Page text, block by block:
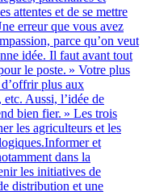
attentes et de se mettre
erreur que vous avez
parce qu’on veut
idée. Il faut avant tout
le poste. » Votre plus
d’offrir plus aux
Aussi, l’idée de
bien fier. » Les trois
les agriculteurs et les
et
dans la
les initiatives de
distribution et une